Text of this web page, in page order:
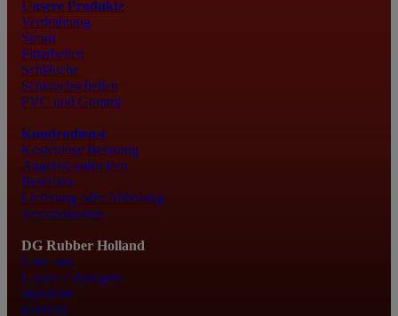
Unsere Produkte
Verdrahtung
Strom
Fittarbeiten
Schläuche
Schlauchschellen
PVC und Gummi
Kundendienst
Kostenlose Beratung
Angebot anfordern
Bestellen
Lieferung oder Abholung
Versandkosten
DG Rubber Holland
Über uns
Unsere Lösungen
Standorte
Kontakt